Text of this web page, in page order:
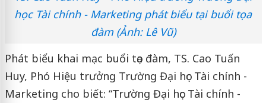
học Tài chính - Marketing phát biểu tại buổi tọa
đàm (Ảnh: Lê Vũ)
Phát biểu khai mạc buổi tọa đàm, TS. Cao Tuấn
Huy, Phó Hiệu trưởng Trường Đại học Tài chính -
Marketing cho biết: “Trường Đại học Tài chính -